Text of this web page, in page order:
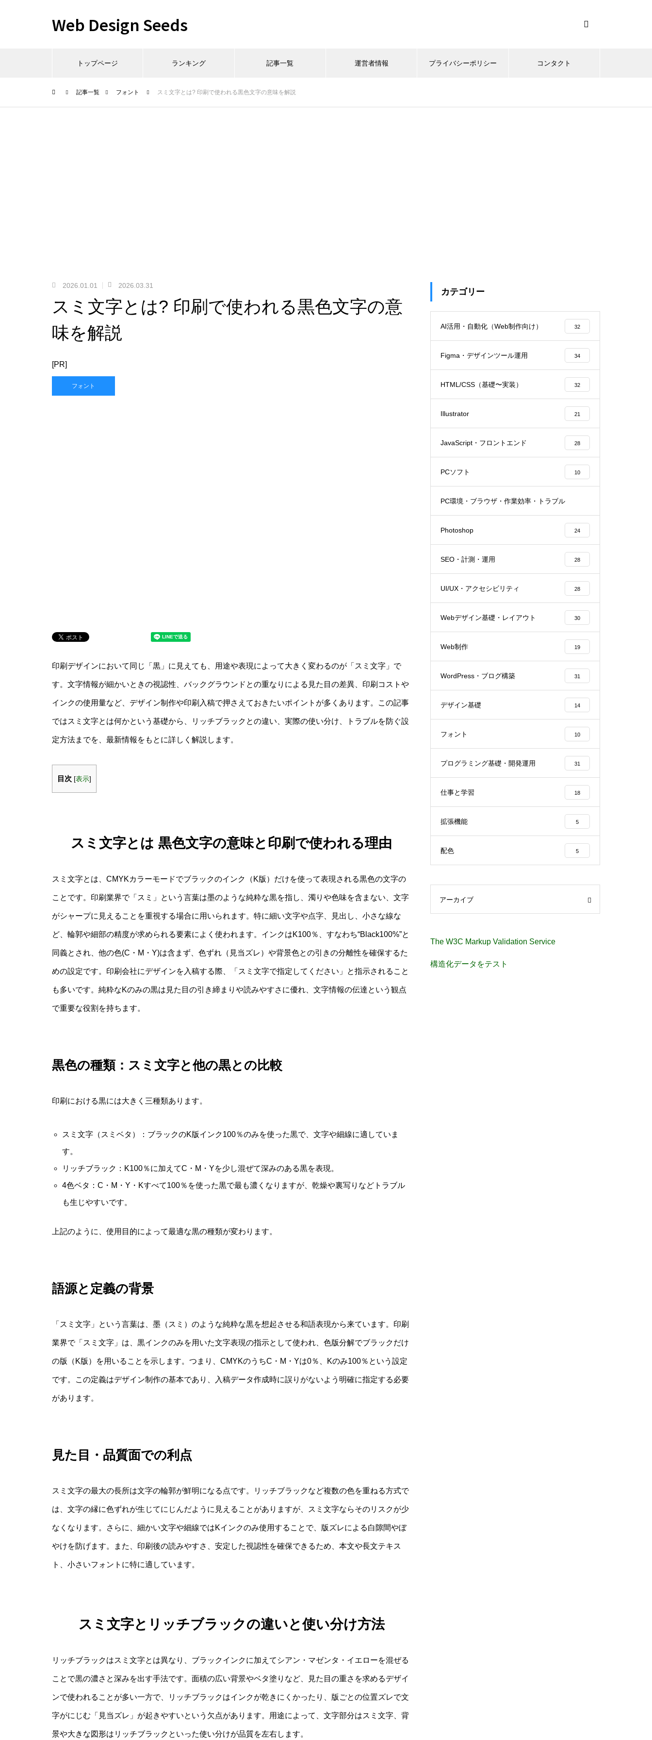
Web Design Seeds
トップページ ランキング 記事一覧 運営者情報 プライバシーポリシー コンタクト
記事一覧 フォント スミ文字とは? 印刷で使われる黒色文字の意味を解説
2026.01.01 2026.03.31
スミ文字とは? 印刷で使われる黒色文字の意
味を解説
[PR]
フォント
印刷デザインにおいて同じ「黒」に見えても、用途や表現によって大きく変わるのが「スミ文字」で
す。文字情報が細かいときの視認性、バックグラウンドとの重なりによる見た目の差異、印刷コストや
インクの使用量など、デザイン制作や印刷入稿で押さえておきたいポイントが多くあります。この記事
ではスミ文字とは何かという基礎から、リッチブラックとの違い、実際の使い分け、トラブルを防ぐ設
定方法までを、最新情報をもとに詳しく解説します。
目次 [表示]
スミ文字とは 黒色文字の意味と印刷で使われる理由
スミ文字とは、CMYKカラーモードでブラックのインク（K版）だけを使って表現される黒色の文字の
ことです。印刷業界で「スミ」という言葉は墨のような純粋な黒を指し、濁りや色味を含まない、文字
がシャープに見えることを重視する場合に用いられます。特に細い文字や点字、見出し、小さな線な
ど、輪郭や細部の精度が求められる要素によく使われます。インクはK100％、すなわち“Black100%”と
同義とされ、他の色(C・M・Y)は含まず、色ずれ（見当ズレ）や背景色との引きの分離性を確保するた
めの設定です。印刷会社にデザインを入稿する際、「スミ文字で指定してください」と指示されること
も多いです。純粋なKのみの黒は見た目の引き締まりや読みやすさに優れ、文字情報の伝達という観点
で重要な役割を持ちます。
黒色の種類：スミ文字と他の黒との比較
印刷における黒には大きく三種類あります。
スミ文字（スミベタ） ：ブラックのK版インク100％のみを使った黒で、文字や細線に適していま
す。
リッチブラック：K100％に加えてC・M・Yを少し混ぜて深みのある黒を表現。
4色ベタ：C・M・Y・Kすべて100％を使った黒で最も濃くなりますが、乾燥や裏写りなどトラブル
も生じやすいです。
上記のように、使用目的によって最適な黒の種類が変わります。
語源と定義の背景
「スミ文字」という言葉は、墨（スミ）のような純粋な黒を想起させる和語表現から来ています。印刷
業界で「スミ文字」は、黒インクのみを用いた文字表現の指示として使われ、色版分解でブラックだけ
の版（K版）を用いることを示します。つまり、CMYKのうちC・M・Yは0％、Kのみ100％という設定
です。この定義はデザイン制作の基本であり、入稿データ作成時に誤りがないよう明確に指定する必要
があります。
見た目・品質面での利点
スミ文字の最大の長所は文字の輪郭が鮮明になる点です。リッチブラックなど複数の色を重ねる方式で
は、文字の縁に色ずれが生じてにじんだように見えることがありますが、スミ文字ならそのリスクが少
なくなります。さらに、細かい文字や細線ではKインクのみ使用することで、版ズレによる白隙間やぼ
やけを防げます。また、印刷後の読みやすさ、安定した視認性を確保できるため、本文や長文テキス
ト、小さいフォントに特に適しています。
スミ文字とリッチブラックの違いと使い分け方法
リッチブラックはスミ文字とは異なり、ブラックインクに加えてシアン・マゼンタ・イエローを混ぜる
ことで黒の濃さと深みを出す手法です。面積の広い背景やベタ塗りなど、見た目の重さを求めるデザイ
ンで使われることが多い一方で、リッチブラックはインクが乾きにくかったり、版ごとの位置ズレで文
字がにじむ「見当ズレ」が起きやすいという欠点があります。用途によって、文字部分はスミ文字、背
景や大きな図形はリッチブラックといった使い分けが品質を左右します。
カテゴリー
AI活用・自動化（Web制作向け） 32
Figma・デザインツール運用 34
HTML/CSS（基礎〜実装） 32
Illustrator 21
JavaScript・フロントエンド 28
PCソフト 10
PC環境・ブラウザ・作業効率・トラブル
Photoshop 24
SEO・計測・運用 28
UI/UX・アクセシビリティ 28
Webデザイン基礎・レイアウト 30
Web制作 19
WordPress・ブログ構築 31
デザイン基礎 14
フォント 10
プログラミング基礎・開発運用 31
仕事と学習 18
拡張機能 5
配色 5
アーカイブ
The W3C Markup Validation Service
構造化データをテスト